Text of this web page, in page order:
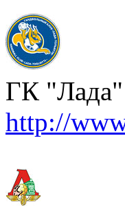
ГК
http://